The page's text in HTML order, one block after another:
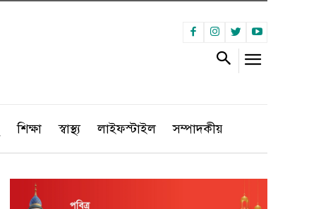
শিক্ষা স্বাস্থ্য লাইফস্টাইল সম্পাদকীয়